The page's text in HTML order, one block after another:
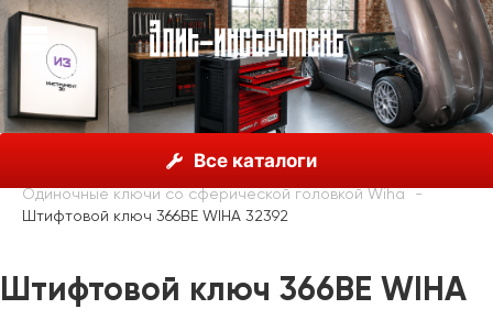
Все каталоги
Инструмент Wiha, Германия
Шестигранные ключи
Одиночные ключи со сферической головкой Wiha
Штифтовой ключ 366BE WIHA 32392
Штифтовой ключ 366BE WIHA